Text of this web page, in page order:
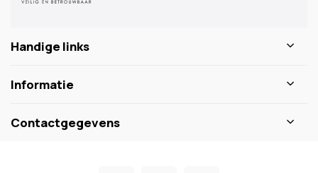
Handige links
Informatie
Contactgegevens